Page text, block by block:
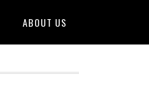
ABOUT US